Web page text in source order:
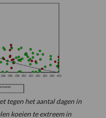
tegen het aantal dagen in
koeien te extreem in